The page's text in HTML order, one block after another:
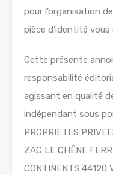
pour l’organisation
pièce d’identité vous
Cette présente
responsabilité
agissant en qualité
indépendant sous
PROPRIETES
ZAC LE CHÊNE
CONTINENTS 44120